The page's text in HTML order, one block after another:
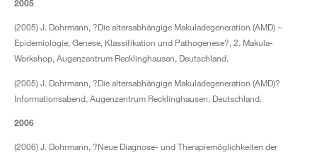
2005
(2005) J. Dohrmann, ?Die altersabhängige Makuladegeneration (AMD) –
Epidemiologie, Genese, Klassifikation und Pathogenese?, 2. Makula-
Workshop, Augenzentrum Recklinghausen, Deutschland.
(2005) J. Dohrmann, ?Die altersabhängige Makuladegeneration (AMD)?
Informationsabend, Augenzentrum Recklinghausen, Deutschland.
2006
(2006) J. Dohrmann, ?Neue Diagnose- und Therapiemöglichkeiten der